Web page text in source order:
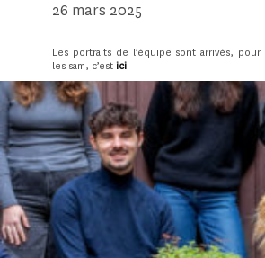
26 mars 2025
Les portraits de l’équipe sont arrivés,
les sam, c’estici